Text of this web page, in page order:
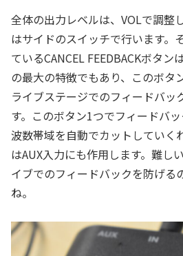
全体の出力レベルは、VOLで調整
はサイドのスイッチで行います。
ているCANCEL FEEDBACKボタ
の最大の特徴でもあり、このボタ
ライブステージでのフィードバッ
す。このボタン1つでフィードバ
波数帯域を自動でカットしていく
はAUX入力にも作用します。難し
イブでのフィードバックを防げる
ね。